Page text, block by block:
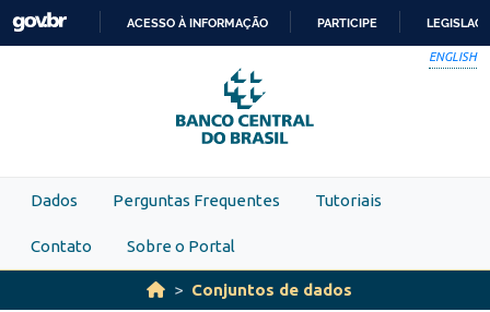
Skip to main content
PARA
O
CONTEÚDO
ACESSO À INFORMAÇÃO PARTICIPE
ENGLISH
Dados Perguntas Frequentes Tutoriais
Contato Sobre o Portal
Conjuntos de dados